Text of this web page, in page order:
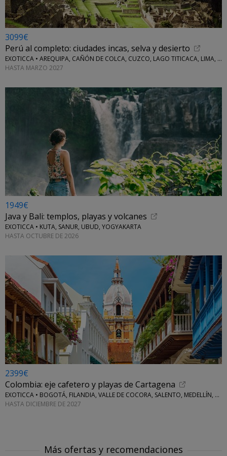
3099€
Perú al completo: ciudades incas, selva y desierto
EXOTICCA • AREQUIPA, CAÑÓN DE COLCA, CUZCO, LAGO TITICACA, LIMA, MACHU PICCHU, NAZCA Y VALLE SAGRADO
HASTA MARZO 2027
1949€
Java y Bali: templos, playas y volcanes
EXOTICCA • KUTA, SANUR, UBUD, YOGYAKARTA
HASTA OCTUBRE DE 2026
2399€
Colombia: eje cafetero y playas de Cartagena
EXOTICCA • BOGOTÁ, FILANDIA, VALLE DE COCORA, SALENTO, MEDELLÍN, CARTAGENA DE INDIAS E ISLAS DEL ROSARIO
HASTA DICIEMBRE DE 2027
Más ofertas y recomendaciones